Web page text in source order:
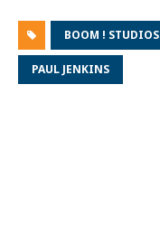
BOOM ! STUDIOS
PAUL JENKINS